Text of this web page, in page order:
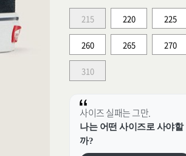
215 220 225
260 265 270
310
사이즈 실패는 그만.
나는 어떤 사이즈로 사야할
까?